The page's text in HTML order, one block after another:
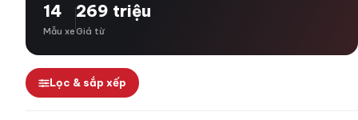
14
Mẫu xe
269 triệu
Giá từ
Lọc & sắp xếp